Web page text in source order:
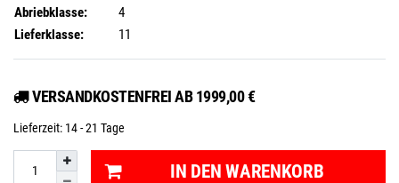
Abriebklasse:
4
Lieferklasse:
11
VERSANDKOSTENFREI AB 1999,00 €
Lieferzeit: 14 - 21 Tage
IN DEN WARENKORB